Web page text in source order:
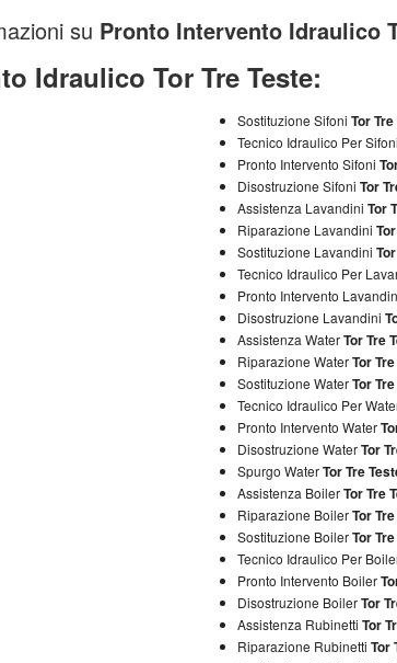
su Pronto Intervento Idraulico
Idraulico Tor Tre Teste:
Sostituzione Sifoni Tor
Tecnico Idraulico Per Sifoni
Pronto Intervento Sifoni
Disostruzione Sifoni Tor
Assistenza Lavandini Tor
Riparazione Lavandini
Sostituzione Lavandini
Tecnico Idraulico Per
Pronto Intervento
Disostruzione Lavandini
Assistenza WaterTor Tre
Riparazione WaterTor
Sostituzione WaterTor
Tecnico Idraulico Per
Pronto Intervento Water
Disostruzione WaterTor
Spurgo WaterTor Tre
Assistenza BoilerTor Tre
Riparazione BoilerTor
Sostituzione BoilerTor
Tecnico Idraulico Per
Pronto Intervento Boiler
Disostruzione BoilerTor
Assistenza Rubinetti Tor
Riparazione Rubinetti Tor